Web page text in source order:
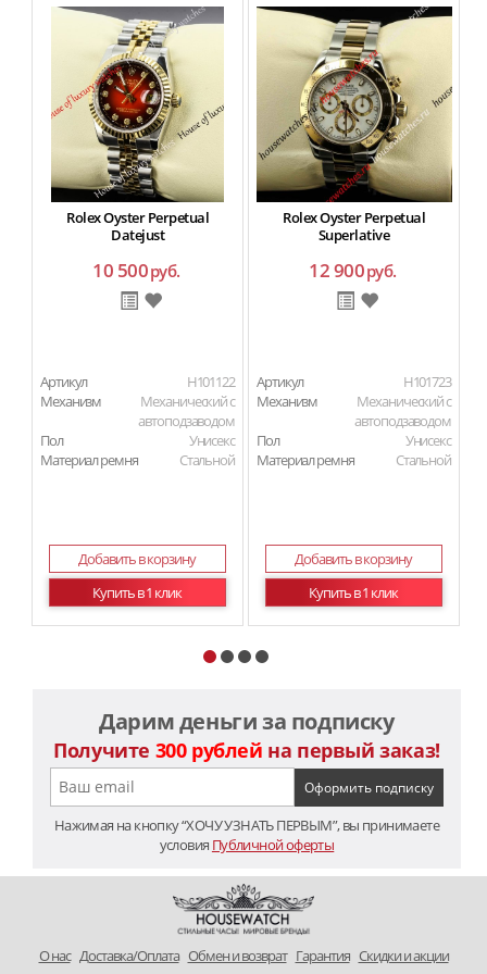
Rolex Oyster Perpetual
Datejust
10 500руб.
Артикул
H101122
Механизм
Механический с
автоподзаводом
Пол
Унисекс
Материал ремня
Стальной
Добавить в корзину
Купить в 1 клик
Rolex Oyster Perpetual
Superlative
12 900руб.
Артикул
H101723
Механизм
Механический с
автоподзаводом
Пол
Унисекс
Материал ремня
Стальной
Добавить в корзину
Купить в 1 клик
Дарим деньги за подписку
Получите 300 рублей на первый заказ!
Нажимая на кнопку “ХОЧУ УЗНАТЬ ПЕРВЫМ”, вы принимаете
условия Публичной оферты
O нас Доставка/Оплата Обмен и возврат Гарантия Скидки и акции